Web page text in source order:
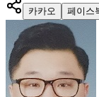
카카오 페이스